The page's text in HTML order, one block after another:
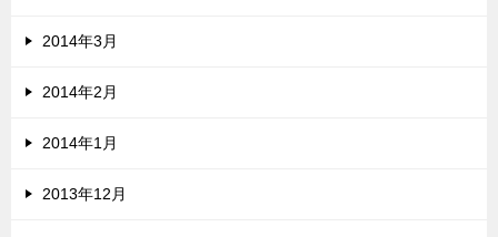
2014年3月
2014年2月
2014年1月
2013年12月